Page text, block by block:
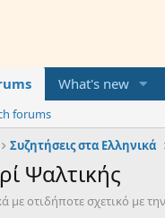
What's new
forums
Συζητήσεις στα Ελληνικά
Ψαλτικής
με οτιδήποτε σχετικό με